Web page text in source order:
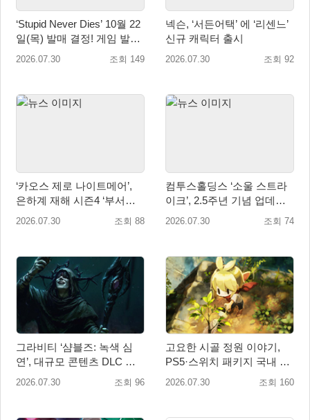
‘Stupid Never Dies’ 10월 22
일(목) 발매 결정! 게임 발매
에 앞서 주제가 음원 선공개
2026.07.30 조회 149
넥슨, ‘서든어택’ 에 ‘리센느’
신규 캐릭터 출시
2026.07.30 조회 92
‘카오스 제로 나이트메어’,
은하계 재해 시즌4 ‘부서진
빛과 발톱’ 업데이트
2026.07.30 조회 88
컴투스홀딩스 ‘소울 스트라
이크’, 2.5주년 기념 업데이
트… 감사 선물 풍성
2026.07.30 조회 74
그라비티 ‘샴블즈: 녹색 심
연’, 대규모 콘텐츠 DLC 정
식 출시
2026.07.30 조회 96
고요한 시골 정원 이야기,
PS5·스위치 패키지 국내 정
식 출시
2026.07.30 조회 160